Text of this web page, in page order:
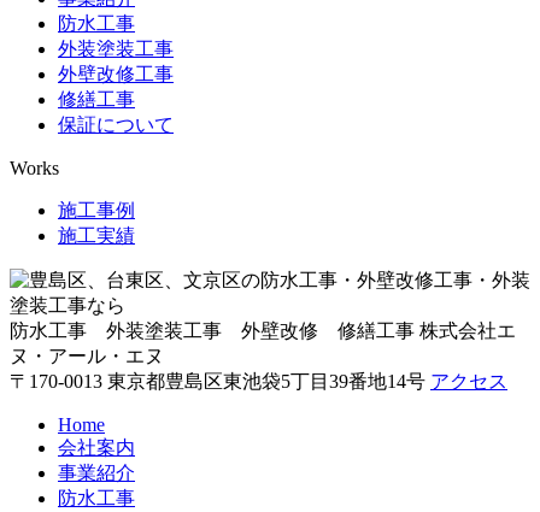
防水工事
外装塗装工事
外壁改修工事
修繕工事
保証について
Works
施工事例
施工実績
防水工事 外装塗装工事 外壁改修 修繕工事 株式会社エ
ヌ・アール・エヌ
〒170-0013 東京都豊島区東池袋5丁目39番地14号 アクセス
Home
会社案内
事業紹介
防水工事